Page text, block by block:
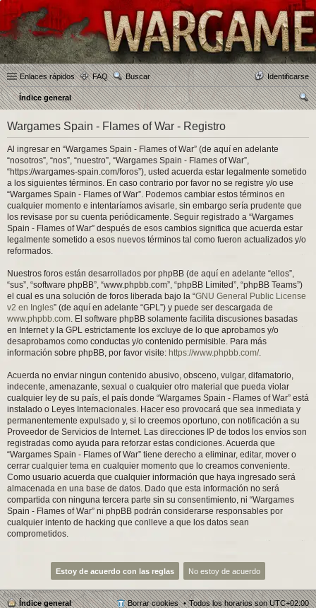
Enlaces rápidos FAQ Buscar Identificarse
Índice general
Wargames Spain - Flames of War - Registro
Al ingresar en “Wargames Spain - Flames of War” (de aquí en adelante
“nosotros”, “nos”, “nuestro”, “Wargames Spain - Flames of War”,
“https://wargames-spain.com/foros”), usted acuerda estar legalmente sometido
a los siguientes términos. En caso contrario por favor no se registre y/o use
“Wargames Spain - Flames of War”. Podemos cambiar estos términos en
cualquier momento e intentaríamos avisarle, sin embargo sería prudente que
los revisase por su cuenta periódicamente. Seguir registrado a “Wargames
Spain - Flames of War” después de esos cambios significa que acuerda estar
legalmente sometido a esos nuevos términos tal como fueron actualizados y/o
reformados.
Nuestros foros están desarrollados por phpBB (de aquí en adelante “ellos”,
“sus”, “software phpBB”, “www.phpbb.com”, “phpBB Limited”, “phpBB Teams”)
el cual es una solución de foros liberada bajo la “GNU General Public License
v2 en Ingles” (de aquí en adelante “GPL”) y puede ser descargada de
www.phpbb.com. El software phpBB solamente facilita discusiones basadas
en Internet y la GPL estrictamente los excluye de lo que aprobamos y/o
desaprobamos como conductas y/o contenido permisible. Para más
información sobre phpBB, por favor visite: https://www.phpbb.com/.
Acuerda no enviar ningun contenido abusivo, obsceno, vulgar, difamatorio,
indecente, amenazante, sexual o cualquier otro material que pueda violar
cualquier ley de su país, el país donde “Wargames Spain - Flames of War” está
instalado o Leyes Internacionales. Hacer eso provocará que sea inmediata y
permanentemente expulsado y, si lo creemos oportuno, con notificación a su
Proveedor de Servicios de Internet. Las direcciones IP de todos los envíos son
registradas como ayuda para reforzar estas condiciones. Acuerda que
“Wargames Spain - Flames of War” tiene derecho a eliminar, editar, mover o
cerrar cualquier tema en cualquier momento que lo creamos conveniente.
Como usuario acuerda que cualquier información que haya ingresado será
almacenada en una base de datos. Dado que esta información no será
compartida con ninguna tercera parte sin su consentimiento, ni “Wargames
Spain - Flames of War” ni phpBB podrán considerarse responsables por
cualquier intento de hacking que conlleve a que los datos sean
comprometidos.
Índice general Todos los horarios sonUTC+02:00
Borrar cookies